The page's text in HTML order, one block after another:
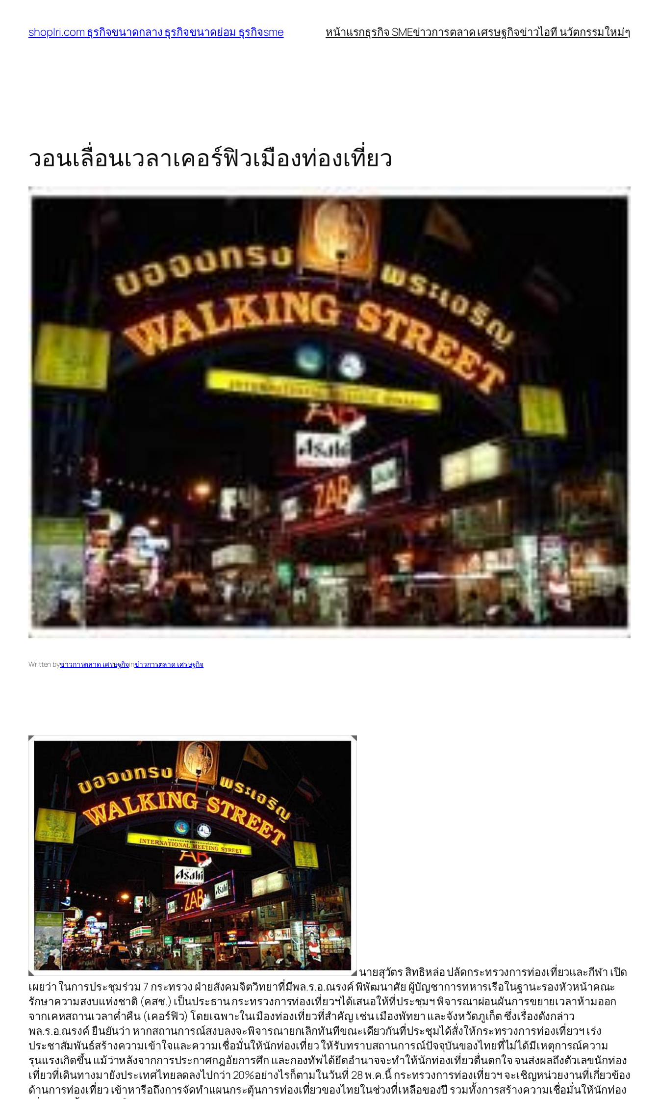
shoplri.com ธุรกิจขนาดกลาง ธุรกิจขนาดย่อม ธุรกิจsme หน้าแรกธุรกิจ SMEข่าวการตลาด เศรษฐกิจข่าวไอที นวัตกรรมใหม่ๆ
วอนเลื่อนเวลาเคอร์ฟิวเมืองท่องเที่ยว
Written byข่าวการตลาด เศรษฐกิจinข่าวการตลาด เศรษฐกิจ
นายสุวัตร สิทธิหล่อ ปลัดกระทรวงการท่องเที่ยวและกีฬา เปิด
เผยว่า ในการประชุมร่วม 7 กระทรวง ฝ่ายสังคมจิตวิทยาที่มีพล.ร.อ.ณรงค์ พิพัฒนาศัย ผู้บัญชาการทหารเรือในฐานะรองหัวหน้าคณะ
รักษาความสงบแห่งชาติ (คสช.) เป็นประธาน กระทรวงการท่องเที่ยวฯได้เสนอให้ที่ประชุมฯ พิจารณาผ่อนผันการขยายเวลาห้ามออก
จากเคหสถานเวลาค่ำคืน (เคอร์ฟิว) โดยเฉพาะในเมืองท่องเที่ยวที่สำคัญ เช่น เมืองพัทยา และจังหวัดภูเก็ต ซึ่งเรื่องดังกล่าว
พล.ร.อ.ณรงค์ ยืนยันว่า หากสถานการณ์สงบลงจะพิจารณายกเลิกทันทีขณะเดียวกันที่ประชุมได้สั่งให้กระทรวงการท่องเที่ยวฯ เร่ง
ประชาสัมพันธ์สร้างความเข้าใจและความเชื่อมั่นให้นักท่องเที่ยว ให้รับทราบสถานการณ์ปัจจุบันของไทยที่ไม่ได้มีเหตุการณ์ความ
รุนแรงเกิดขึ้น แม้ว่าหลังจากการประกาศกฎอัยการศึก และกองทัพได้ยึดอำนาจจะทำให้นักท่องเที่ยวตื่นตกใจ จนส่งผลถึงตัวเลขนักท่อง
เที่ยวที่เดินทางมายังประเทศไทยลดลงไปกว่า 20%อย่างไรก็ตามในวันที่ 28 พ.ค.นี้ กระทรวงการท่องเที่ยวฯ จะเชิญหน่วยงานที่เกี่ยวข้อง
ด้านการท่องเที่ยว เข้าหารือถึงการจัดทำแผนกระตุ้นการท่องเที่ยวของไทยในช่วงที่เหลือของปี รวมทั้งการสร้างความเชื่อมั่นให้นักท่อง